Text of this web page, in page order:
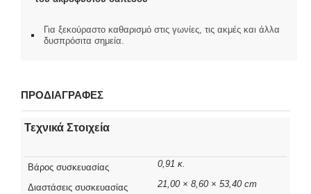
Για ξεκούραστο καθαρισμό στις γωνίες, τις ακμές και άλλα
δυσπρόσιτα σημεία.
ΠΡΟΔΙΑΓΡΑΦΕΣ
Τεχνικά Στοιχεία
Βάρος συσκευασίας 0,91 κ.
Διαστάσεις συσκευασίας 21,00 × 8,60 × 53,40 cm